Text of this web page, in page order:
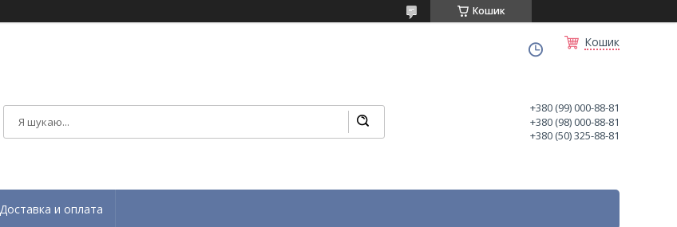
Кошик
Кошик
+380 (99) 000-88-81
+380 (98) 000-88-81
+380 (50) 325-88-81
Доставка и оплата